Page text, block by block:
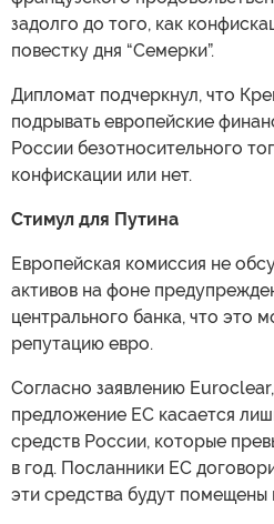
задолго до того, как
повестку дня “Семерки”.
Дипломат подчеркнул, что
подрывать европейские
России безотносительного
конфискации или нет.
Стимул для Путина
Европейская комиссия не
активов на фоне
центрального банка, что это
репутацию евро.
Согласно заявлению
предложение ЕС касается
средств России, которые
в год. Посланники ЕС
эти средства будут помещены